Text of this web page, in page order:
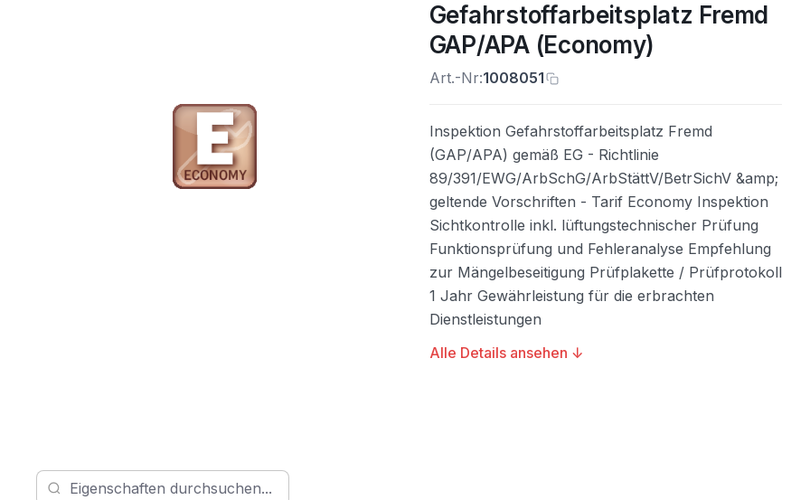
Gefahrstoffarbeitsplatz Fremd
GAP/APA (Economy)
Art.-Nr:1008051
Inspektion Gefahrstoffarbeitsplatz Fremd
(GAP/APA) gemäß EG - Richtlinie
89/391/EWG/ArbSchG/ArbStättV/BetrSichV &amp;
geltende Vorschriften - Tarif Economy Inspektion
Sichtkontrolle inkl. lüftungstechnischer Prüfung
Funktionsprüfung und Fehleranalyse Empfehlung
zur Mängelbeseitigung Prüfplakette / Prüfprotokoll
1 Jahr Gewährleistung für die erbrachten
Dienstleistungen
Alle Details ansehen ↓